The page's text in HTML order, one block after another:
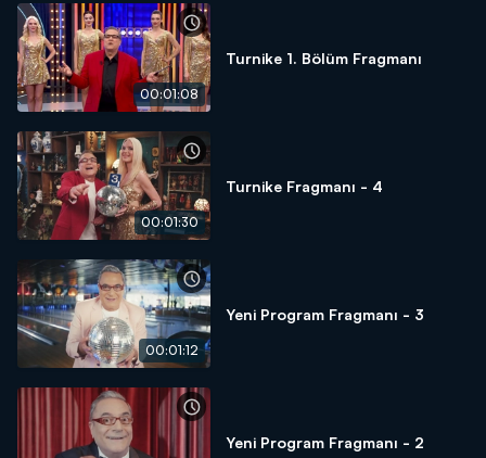
00:01:08
Turnike 1. Bölüm Fragmanı
00:01:30
Turnike Fragmanı - 4
00:01:12
Yeni Program Fragmanı - 3
Yeni Program Fragmanı - 2